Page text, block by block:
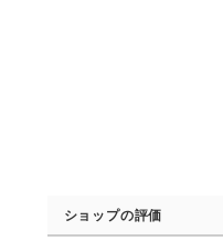
ショップの評価